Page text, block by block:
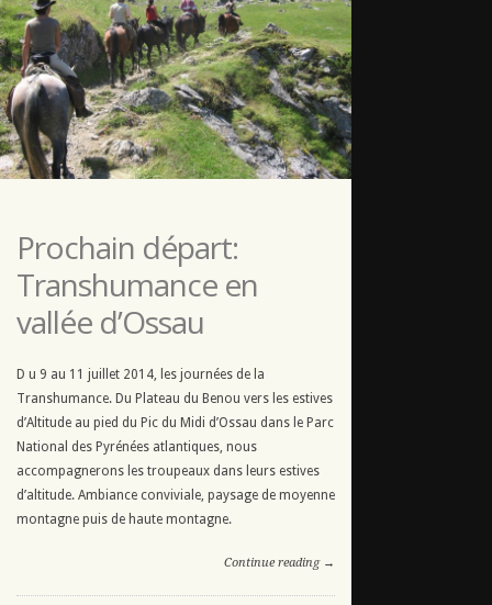
Prochain départ:
Transhumance en
vallée d’Ossau
D u 9 au 11 juillet 2014, les journées de la
Transhumance. Du Plateau du Benou vers les estives
d’Altitude au pied du Pic du Midi d’Ossau dans le Parc
National des Pyrénées atlantiques, nous
accompagnerons les troupeaux dans leurs estives
d’altitude. Ambiance conviviale, paysage de moyenne
montagne puis de haute montagne.
Continue reading →